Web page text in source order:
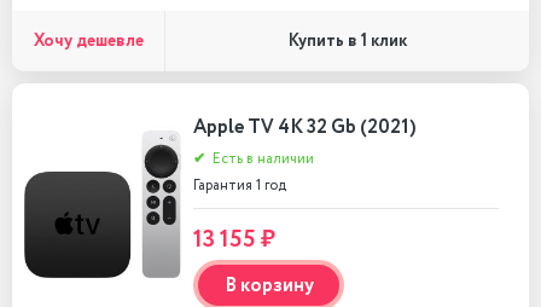
Хочу дешевле Купить в 1 клик
Apple TV 4K 32 Gb (2021)
✔ Есть в наличии
Гарантия 1 год
13 155 ₽
В корзину